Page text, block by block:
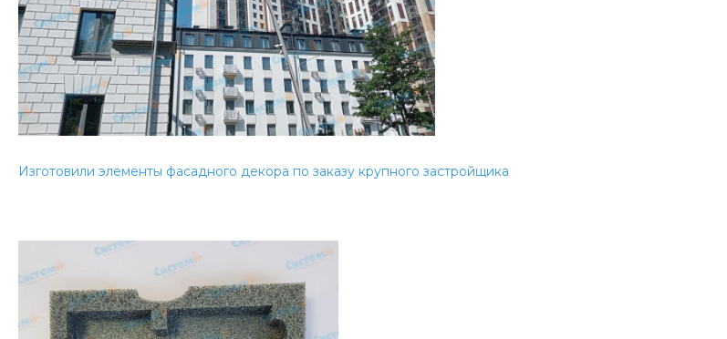
Изготовили элементы фасадного декора по заказу крупного застройщика